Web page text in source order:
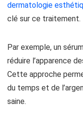
dermatologie
clé sur ce traitement.
Par exemple, un
réduire l’apparence
Cette approche
du temps et de
saine.